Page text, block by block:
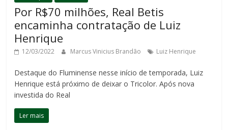
Por R$70 milhões, Real Betis
encaminha contratação de Luiz
Henrique
12/03/2022 Marcus Vinicius Brandão Luiz Henrique
Destaque do Fluminense nesse início de temporada, Luiz
Henrique está próximo de deixar o Tricolor. Após nova
investida do Real
Ler mais